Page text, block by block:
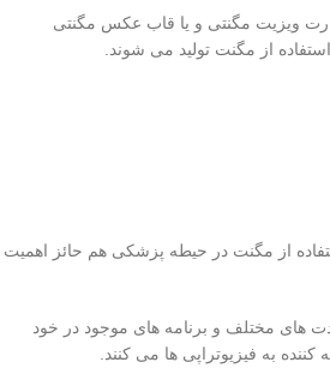
ویزیت مگنتی و یا قاب عکس مگنتی
از مگنت تولید می شوند.
از مگنت در حیطه پزشکی هم حائز اهمیت
های مختلف و برنامه های موجود در خود
به فیزیوتراپی ها می کنند.